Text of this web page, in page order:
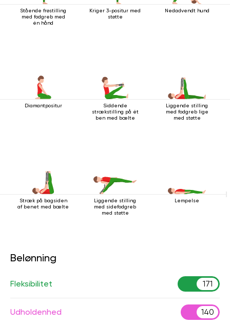
Stående frøstilling
med fodgreb med
én hånd
Kriger 3-positur med
støtte
Nedadvendt hund
Diamantpositur
Siddende
strækstilling på ét
ben med bælte
Liggende stilling
med fodgreb lige
med støtte
Stræk på bagsiden
af ​​benet med bælte
Liggende stilling
med sidefodgreb
med støtte
Lempelse
Belønning
Fleksibilitet 171
Udholdenhed 140